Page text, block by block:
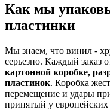
Как мы
пластинки
Мы знаем, что винил -
серьезно. Каждый заказ
картонной коробке,
пластинок. Коробка
перемещение и удары
принятый у